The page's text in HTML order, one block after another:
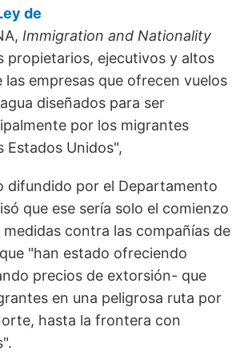
de
Immigration and Nationality
propietarios, ejecutivos y altos
empresas que ofrecen vuelos
diseñados para ser
por los migrantes
Estados Unidos",
difundido por el Departamento
que ese sería solo el comienzo
medidas contra las compañías de
"han estado ofreciendo
precios de extorsión- que
en una peligrosa ruta por
hasta la frontera con